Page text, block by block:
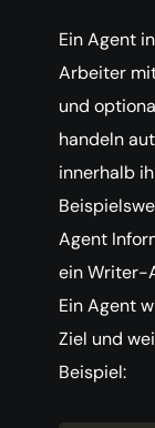
Ein Agent
Arbeiter
und
handeln
innerhalb
Agent
ein Writer-
Ein Agent
Ziel und
Beispiel: